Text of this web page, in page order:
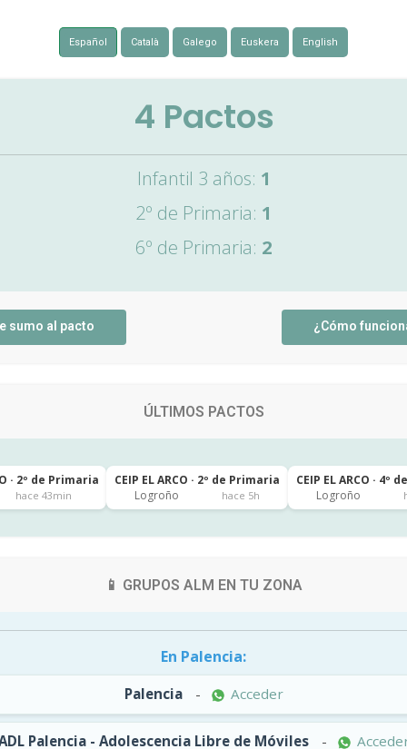
Español Català Galego Euskera English
4 Pactos
Infantil 3 años: 1
2º de Primaria: 1
6º de Primaria: 2
sumo al pacto ¿Cómo
ÚLTIMOS PACTOS
· 2º de Primaria
hace 43min
CEIP EL ARCO · 2º de Primaria
Logroño
hace 5h
CEIP EL ARCO · 4º
Logroño
📱 GRUPOS ALM EN TU ZONA
En Palencia:
Palencia - Acceder
Palencia - Adolescencia Libre de Móviles -